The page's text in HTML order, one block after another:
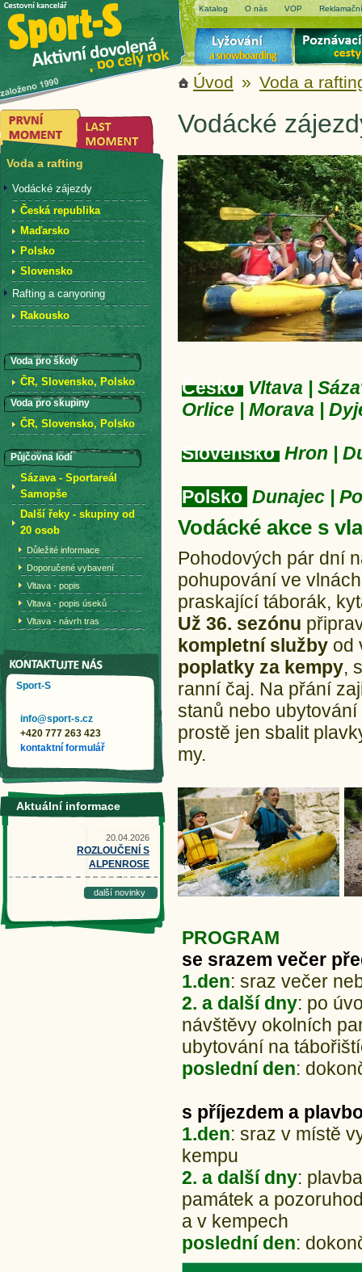
Katalog O nás VOP
Úvod » Voda a
Vodácké
Česko Vltava |
Orlice | Morava |
Slovensko Hron |
Polsko Dunajec |
Vodácké akce s
Pohodových pár dní
pohupování ve
praskající táborák,
Už 36. sezónu
kompletní služby od
poplatky za kempy,
ranní čaj. Na přání
stanů nebo
prostě jen sbalit
my.
PROGRAM
se srazem večer
1.den: sraz večer
2. a další dny: po
návštěvy okolních
ubytování na
poslední den:
s příjezdem a
1.den: sraz v místě
kempu
2. a další dny:
památek a
a v kempech
poslední den:
Voda a rafting
Vodácké zájezdy
Česká republika
Maďarsko
Polsko
Slovensko
Rafting a canyoning
Rakousko
Voda pro školy
ČR, Slovensko, Polsko
Voda pro skupiny
ČR, Slovensko, Polsko
Půjčovna lodí
Sázava - Sportareál
Samopše
Další řeky - skupiny od
20 osob
Důležité informace
Doporučené vybavení
Vltava - popis
Vltava - popis úseků
Vltava - návrh tras
Sport-S
info@sport-s.cz
+420 777 263 423
kontaktní formulář
Aktuální informace
20.04.2026
ROZLOUČENÍ S
ALPENROSE
další novinky